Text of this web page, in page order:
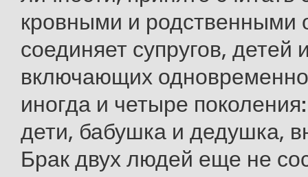
кровными и родственными
соединяет супругов, детей
включающих
иногда и четыре
дети, бабушка и дедушка,
Брак двух людей еще не